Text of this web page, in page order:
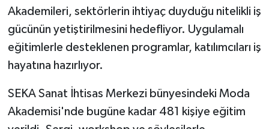
Akademileri, sektörlerin ihtiyaç duyduğu nitelikli iş
gücünün yetiştirilmesini hedefliyor. Uygulamalı
eğitimlerle desteklenen programlar, katılımcıları iş
hayatına hazırlıyor.
SEKA Sanat İhtisas Merkezi bünyesindeki Moda
Akademisi'nde bugüne kadar 481 kişiye eğitim